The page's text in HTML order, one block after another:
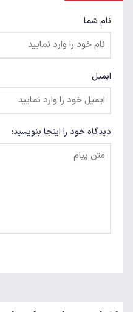
نام شما
ایمیل
دیدگاه خود را اینجا بنویسید: